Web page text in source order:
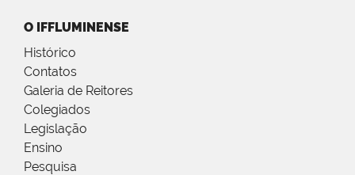
O IFFLUMINENSE
Histórico
Contatos
Galeria de Reitores
Colegiados
Legislação
Ensino
Pesquisa